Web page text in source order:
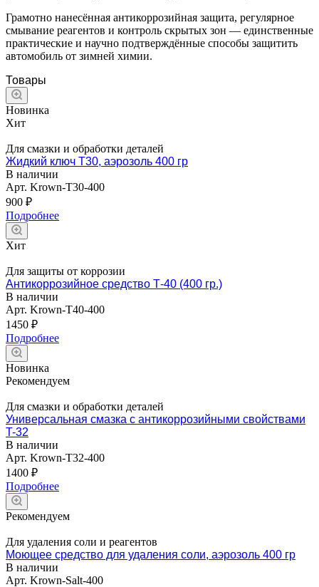
Грамотно нанесённая антикоррозийная защита, регулярное
смывание реагентов и контроль скрытых зон — единственные
практические и научно подтверждённые способы защитить
автомобиль от зимней химии.
Товары
Новинка
Хит
Для смазки и обработки деталей
Жидкий ключ Т30, аэрозоль 400 гр
В наличии
Арт. Krown-T30-400
900 ₽
Подробнее
Хит
Для защиты от коррозии
Антикоррозийное средство Т-40 (400 гр.)
В наличии
Арт. Krown-T40-400
1450 ₽
Подробнее
Новинка
Рекомендуем
Для смазки и обработки деталей
Универсальная смазка с антикоррозийными свойствами
T-32
В наличии
Арт. Krown-T32-400
1400 ₽
Подробнее
Рекомендуем
Для удаления соли и реагентов
Моющее средство для удаления соли, аэрозоль 400 гр
В наличии
Арт. Krown-Salt-400